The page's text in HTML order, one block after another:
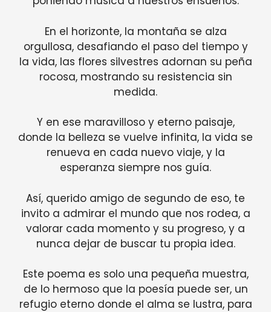
En el horizonte, la montaña se alza
orgullosa, desafiando el paso del tiempo y
la vida, las flores silvestres adornan su peña
rocosa, mostrando su resistencia sin
medida.
Y en ese maravilloso y eterno paisaje,
donde la belleza se vuelve infinita, la vida se
renueva en cada nuevo viaje, y la
esperanza siempre nos guía.
Así, querido amigo de segundo de eso, te
invito a admirar el mundo que nos rodea, a
valorar cada momento y su progreso, y a
nunca dejar de buscar tu propia idea.
Este poema es solo una pequeña muestra,
de lo hermoso que la poesía puede ser, un
refugio eterno donde el alma se lustra, para